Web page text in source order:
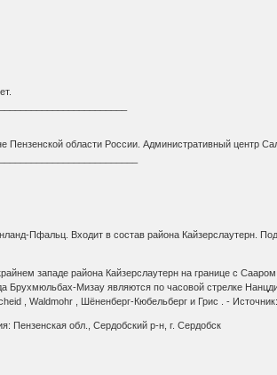
области России. Административный центр
Пфальц. Входит в состав района Кайзерслаутерн.
западе района Кайзерслаутерн на границе с
Мизау являются по часовой стрелке
, Waldmohr , Шёненберг-Кюбельберг и Грис . -
Пензенская обл., Сердобский р-н, г. Сердобск